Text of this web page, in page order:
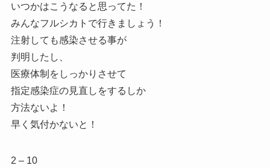
いつかはこうなると思ってた！
みんなフルシカトで行きましょう！
注射しても感染させる事が
判明したし、
医療体制をしっかりさせて
指定感染症の見直しをするしか
方法ないよ！
早く気付かないと！
2 – 10